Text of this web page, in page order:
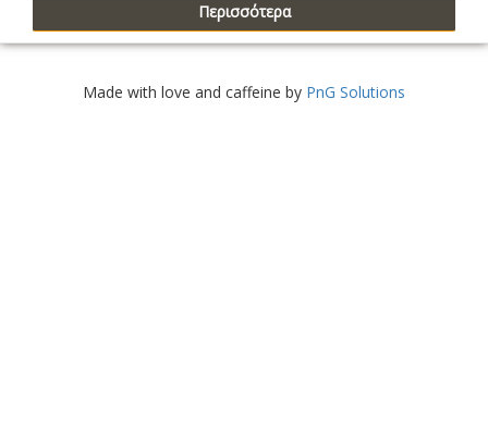
Περισσότερα
Made with love and caffeine by PnG Solutions